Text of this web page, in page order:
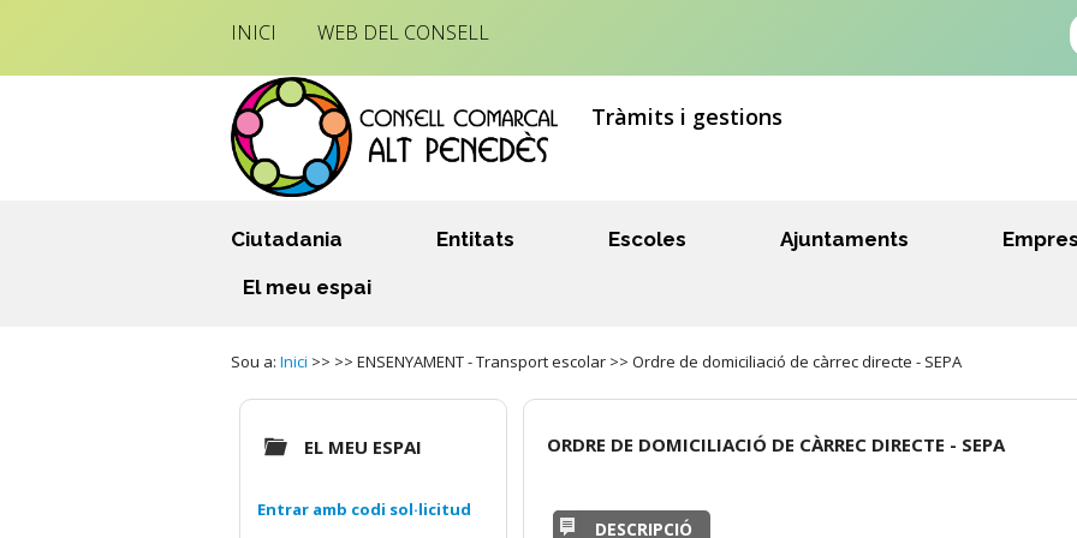
INICI WEB DEL CONSELL
Tràmits i gestions
Ciutadania Entitats Escoles Ajuntaments
El meu espai
Sou a: Inici >> >> ENSENYAMENT - Transport escolar >> Ordre de domiciliació de càrrec directe - SEPA
ORDRE DE DOMICILIACIÓ DE CÀRREC DIRECTE - SEPA
DESCRIPCIÓ
EL MEU ESPAI
Entrar amb codi sol·licitud